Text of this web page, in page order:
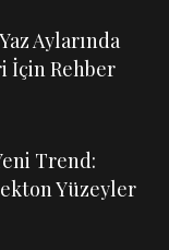
Aylarında
İçin Rehber
Trend:
Yüzeyler